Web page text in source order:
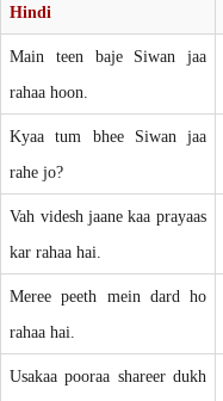
Hindi
Main teen baje Siwan jaa
rahaa hoon.
Kyaa tum bhee Siwan jaa
rahe jo?
Vah videsh jaane kaa prayaas
kar rahaa hai.
Meree peeth mein dard ho
rahaa hai.
Usakaa pooraa shareer dukh